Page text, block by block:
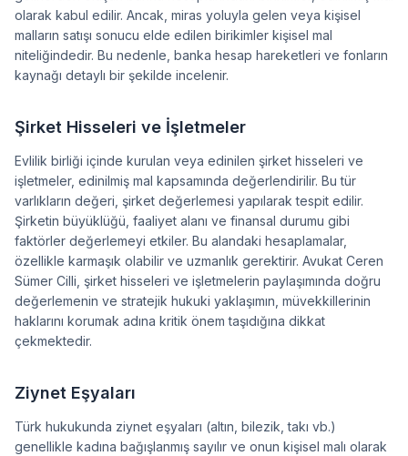
olarak kabul edilir. Ancak, miras yoluyla gelen veya kişisel
malların satışı sonucu elde edilen birikimler kişisel mal
niteliğindedir. Bu nedenle, banka hesap hareketleri ve fonların
kaynağı detaylı bir şekilde incelenir.
Şirket Hisseleri ve İşletmeler
Evlilik birliği içinde kurulan veya edinilen şirket hisseleri ve
işletmeler, edinilmiş mal kapsamında değerlendirilir. Bu tür
varlıkların değeri, şirket değerlemesi yapılarak tespit edilir.
Şirketin büyüklüğü, faaliyet alanı ve finansal durumu gibi
faktörler değerlemeyi etkiler. Bu alandaki hesaplamalar,
özellikle karmaşık olabilir ve uzmanlık gerektirir. Avukat Ceren
Sümer Cilli, şirket hisseleri ve işletmelerin paylaşımında doğru
değerlemenin ve stratejik hukuki yaklaşımın, müvekkillerinin
haklarını korumak adına kritik önem taşıdığına dikkat
çekmektedir.
Ziynet Eşyaları
Türk hukukunda ziynet eşyaları (altın, bilezik, takı vb.)
genellikle kadına bağışlanmış sayılır ve onun kişisel malı olarak